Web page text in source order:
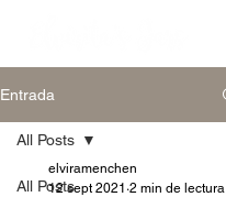
Entrada
All Posts
All Posts
elviramenchen
12 sept 2021 2 min de lectura